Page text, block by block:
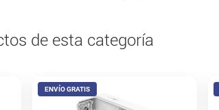
de esta categoría
ENVÍO GRATIS